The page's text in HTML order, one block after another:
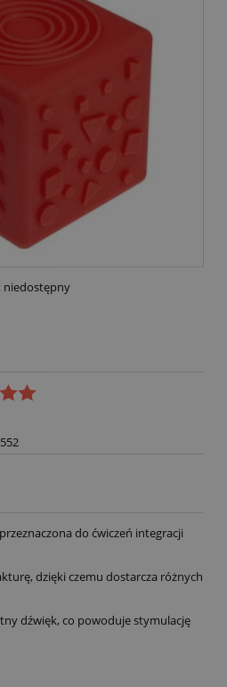
niedostępny
do ćwiczeń integracji
dzięki czemu dostarcza różnych
dźwięk, co powoduje stymulację